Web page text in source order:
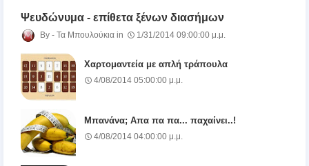
Ψευδώνυμα - επίθετα ξένων διασήμων
Τα Μπουλούκια 1/31/2014 09:00:00 μ.μ.
Χαρτομαντεία με απλή τράπουλα
4/08/2014 05:00:00 μ.μ.
Μπανάνα; Απα πα πα... παχαίνει..!
4/08/2014 04:00:00 μ.μ.